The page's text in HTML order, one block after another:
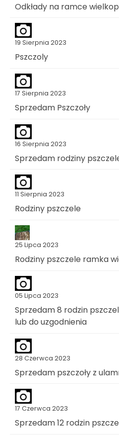
Odkłady na ramce
19 Sierpnia 2023
Pszczoly
17 Sierpnia 2023
Sprzedam Pszczoły
16 Sierpnia 2023
Sprzedam rodziny
11 Sierpnia 2023
Rodziny pszczele
25 Lipca 2023
Rodziny pszczele ramka
05 Lipca 2023
Sprzedam 8 rodzin
lub do uzgodnienia
28 Czerwca 2023
Sprzedam pszczoły z
17 Czerwca 2023
Sprzedam 12 rodzin